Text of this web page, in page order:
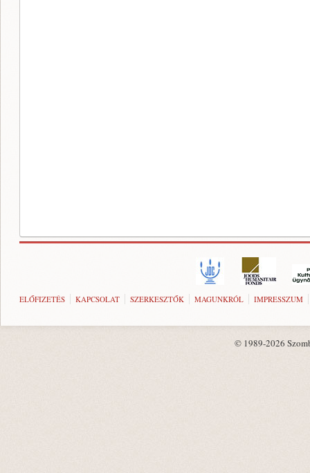
ELŐFIZETÉS KAPCSOLAT SZERKESZTŐK MAGUNKRÓL IMPRESSZUM
© 1989-2026